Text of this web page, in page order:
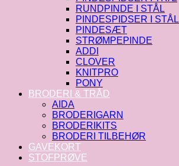
RUNDPINDE I STÅL
PINDESPIDSER I STÅL
PINDESÆT
STRØMPEPINDE
ADDI
CLOVER
KNITPRO
PONY
BRODERI & TRÅD
AIDA
BRODERIGARN
BRODERIKITS
BRODERI TILBEHØR
GAVEKORT
STOFPRØVE